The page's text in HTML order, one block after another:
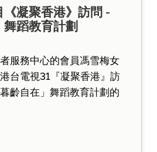
凝聚香港》訪問 -
舞蹈教育計劃
服務中心的會員馮雪梅女
台電視31『凝聚香港』訪
齡自在」舞蹈教育計劃的